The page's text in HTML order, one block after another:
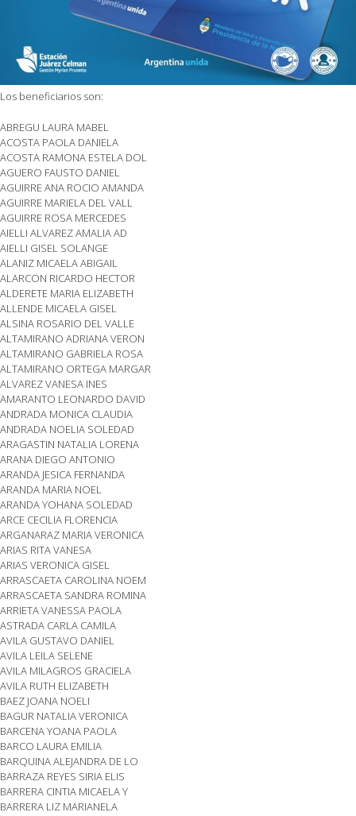
Los beneficiarios son:
ABREGU LAURA MABEL
ACOSTA PAOLA DANIELA
ACOSTA RAMONA ESTELA DOL
AGUERO FAUSTO DANIEL
AGUIRRE ANA ROCIO AMANDA
AGUIRRE MARIELA DEL VALL
AGUIRRE ROSA MERCEDES
AIELLI ALVAREZ AMALIA AD
AIELLI GISEL SOLANGE
ALANIZ MICAELA ABIGAIL
ALARCON RICARDO HECTOR
ALDERETE MARIA ELIZABETH
ALLENDE MICAELA GISEL
ALSINA ROSARIO DEL VALLE
ALTAMIRANO ADRIANA VERON
ALTAMIRANO GABRIELA ROSA
ALTAMIRANO ORTEGA MARGAR
ALVAREZ VANESA INES
AMARANTO LEONARDO DAVID
ANDRADA MONICA CLAUDIA
ANDRADA NOELIA SOLEDAD
ARAGASTIN NATALIA LORENA
ARANA DIEGO ANTONIO
ARANDA JESICA FERNANDA
ARANDA MARIA NOEL
ARANDA YOHANA SOLEDAD
ARCE CECILIA FLORENCIA
ARGANARAZ MARIA VERONICA
ARIAS RITA VANESA
ARIAS VERONICA GISEL
ARRASCAETA CAROLINA NOEM
ARRASCAETA SANDRA ROMINA
ARRIETA VANESSA PAOLA
ASTRADA CARLA CAMILA
AVILA GUSTAVO DANIEL
AVILA LEILA SELENE
AVILA MILAGROS GRACIELA
AVILA RUTH ELIZABETH
BAEZ JOANA NOELI
BAGUR NATALIA VERONICA
BARCENA YOANA PAOLA
BARCO LAURA EMILIA
BARQUINA ALEJANDRA DE LO
BARRAZA REYES SIRIA ELIS
BARRERA CINTIA MICAELA Y
BARRERA LIZ MARIANELA